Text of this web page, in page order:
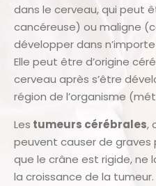
dans le cerveau, qui peut
cancéreuse) ou maligne
développer dans
Elle peut être d’origine
cerveau après s’être
région de l’organisme
Les tumeurs cérébrales,
peuvent causer de
que le crâne est rigide, ne
la croissance de la